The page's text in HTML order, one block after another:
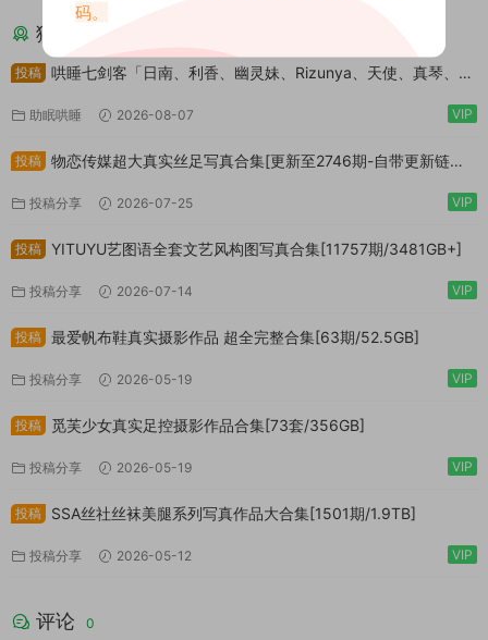
猜你喜欢
投稿 哄睡七剑客「日南、利香、幽灵妹、Rizunya、天使、真琴、音
助眠哄睡 2026-08-07 VIP
投稿 物恋传媒超大真实丝足写真合集[更新至2746期-自带更新链
投稿分享 2026-07-25 VIP
投稿 YITUYU艺图语全套文艺风构图写真合集[11757期/3481GB+]
投稿分享 2026-07-14 VIP
投稿 最爱帆布鞋真实摄影作品 超全完整合集[63期/52.5GB]
投稿分享 2026-05-19 VIP
投稿 觅芙少女真实足控摄影作品合集[73套/356GB]
投稿分享 2026-05-19 VIP
投稿 SSA丝社丝袜美腿系列写真作品大合集[1501期/1.9TB]
投稿分享 2026-05-12 VIP
评论 0
码。